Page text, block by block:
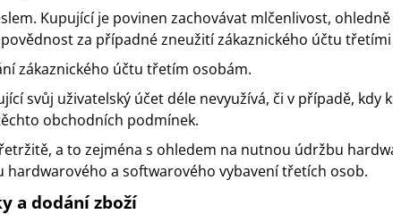
Kupující je povinen zachovávat mlčenlivost,
za případné zneužití zákaznického účtu
zákaznického účtu třetím osobám.
svůj uživatelský účet déle nevyužívá, či v případě, kdy
obchodních podmínek.
a to zejména s ohledem na nutnou údržbu
a softwarového vybavení třetích osob.
a dodání zboží